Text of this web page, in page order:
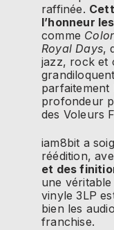
raffinée.
l’honneur
comme
Royal Days,
jazz, rock et
parfaitement
profondeur
des Voleurs
iam8bit a
réédition,
et des
une
vinyle 3LP
bien les
franchise.